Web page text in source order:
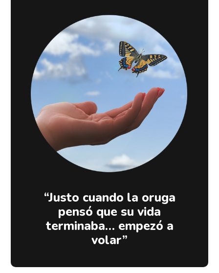
“Justo cuando la oruga
pensó que su vida
terminaba… empezó a
volar”